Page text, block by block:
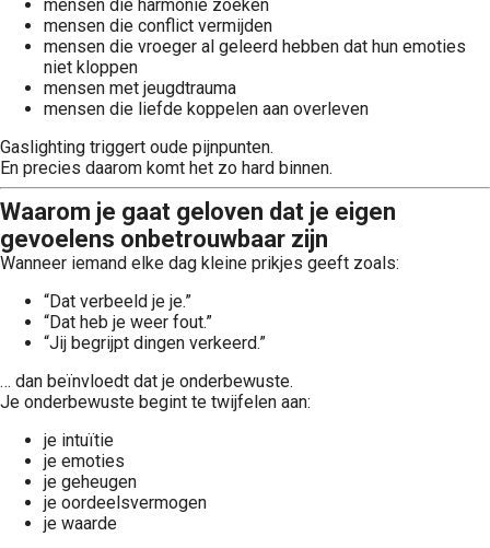
mensen die harmonie zoeken
mensen die conflict vermijden
mensen die vroeger al geleerd hebben dat hun emoties
niet kloppen
mensen met jeugdtrauma
mensen die liefde koppelen aan overleven
Gaslighting triggert oude pijnpunten.
En precies daarom komt het zo hard binnen.
Waarom je gaat geloven dat je eigen
gevoelens onbetrouwbaar zijn
Wanneer iemand elke dag kleine prikjes geeft zoals:
“Dat verbeeld je je.”
“Dat heb je weer fout.”
“Jij begrijpt dingen verkeerd.”
… dan beïnvloedt dat je onderbewuste.
Je onderbewuste begint te twijfelen aan:
je intuïtie
je emoties
je geheugen
je oordeelsvermogen
je waarde